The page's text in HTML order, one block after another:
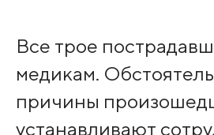
Все трое
медикам.
причины
устанавливают